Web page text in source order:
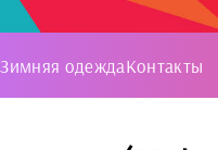
Зимняя одеждаКонтакты